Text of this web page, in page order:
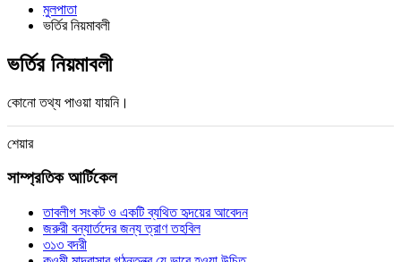
মুলপাতা
ভর্তির নিয়মাবলী
ভর্তির নিয়মাবলী
কোনো তথ্য পাওয়া যায়নি।
শেয়ার
সাম্প্রতিক আর্টিকেল
তাবলীগ সংকট ও একটি ব্যথিত হৃদয়ের আবেদন
জরুরী বন্যার্তদের জন্য ত্রাণ তহবিল
৩১৩ বদরী